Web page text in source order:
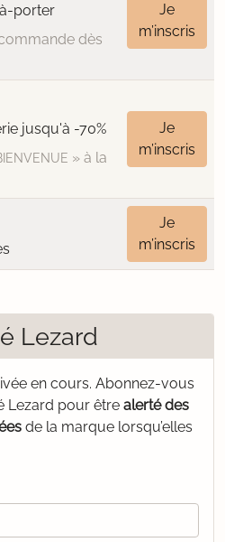
porter
dès
Je
m’inscris
jusqu'à -70%
» à la
Je
m’inscris
Je
m’inscris
Lezard
en cours. Abonnez-vous
Lezard pour être alerté des
de la marque lorsqu’elles